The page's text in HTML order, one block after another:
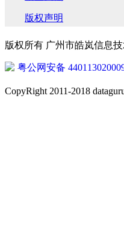
版权声明
版权所有 广州市皓岚信息技
粤公网安备
CopyRight 2011-2018